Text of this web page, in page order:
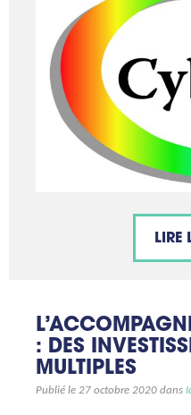
LIRE
: DES
MULTIPLES
Publié le 27 octobre 2020 dans